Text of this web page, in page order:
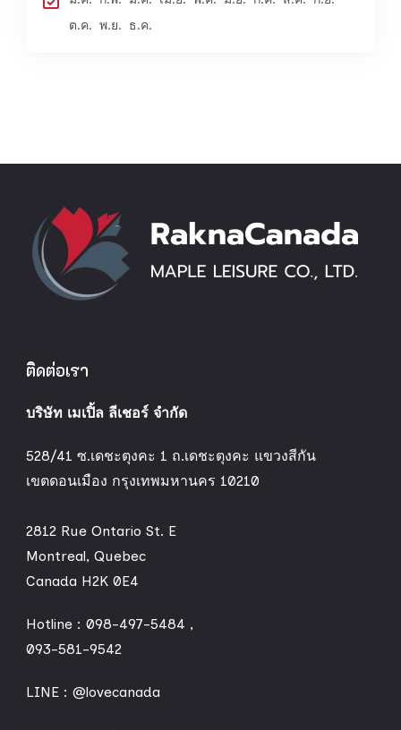
ต.ค. พ.ย. ธ.ค.
ติดต่อเรา
บริษัท เมเปิ้ล ลีเชอร์ จำกัด
528/41 ซ.เดชะตุงคะ 1 ถ.เดชะตุงคะ แขวงสีกัน
เขตดอนเมือง กรุงเทพมหานคร 10210
2812 Rue Ontario St. E
Montreal, Quebec
Canada H2K 0E4
Hotline : 098-497-5484 ,
093-581-9542
LINE : @lovecanada